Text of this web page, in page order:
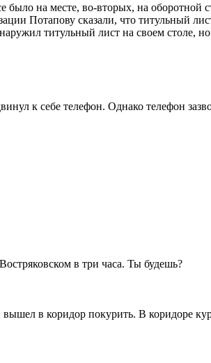
на месте, во-вторых, на оборотной
Потапову сказали, что титульный
титульный лист на своем столе,
к себе телефон. Однако телефон
в три часа. Ты будешь?
вышел в коридор покурить. В коридоре